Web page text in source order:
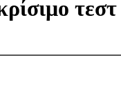
τεστ